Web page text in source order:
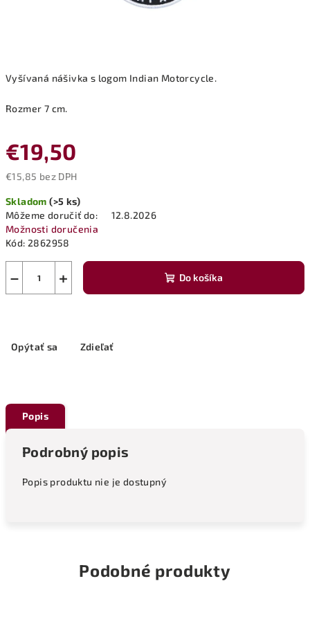
Vyšívaná nášivka s logom Indian Motorcycle.
Rozmer 7 cm.
€19,50
€15,85 bez DPH
cena:
Skladom(>5 ks)
Môžeme doručiť do:
12.8.2026
Možnosti doručenia
Kód: 2862958
+
− Do košíka
Opýtať sa Zdieľať
Popis
Podrobný popis
Popis produktu nie je dostupný
Podobné produkty